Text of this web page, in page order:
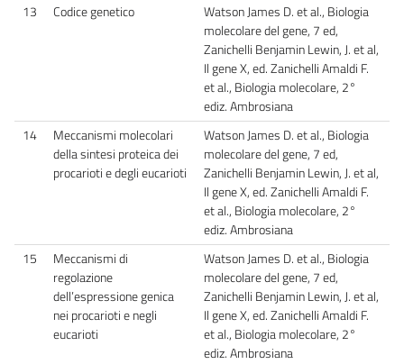
13
Codice genetico
Watson James D. et al., Biologia
molecolare del gene, 7 ed,
Zanichelli Benjamin Lewin, J. et al,
Il gene X, ed. Zanichelli Amaldi F.
et al., Biologia molecolare, 2°
ediz. Ambrosiana
14
Meccanismi molecolari
della sintesi proteica dei
procarioti e degli eucarioti
Watson James D. et al., Biologia
molecolare del gene, 7 ed,
Zanichelli Benjamin Lewin, J. et al,
Il gene X, ed. Zanichelli Amaldi F.
et al., Biologia molecolare, 2°
ediz. Ambrosiana
15
Meccanismi di
regolazione
dell’espressione genica
nei procarioti e negli
eucarioti
Watson James D. et al., Biologia
molecolare del gene, 7 ed,
Zanichelli Benjamin Lewin, J. et al,
Il gene X, ed. Zanichelli Amaldi F.
et al., Biologia molecolare, 2°
ediz. Ambrosiana